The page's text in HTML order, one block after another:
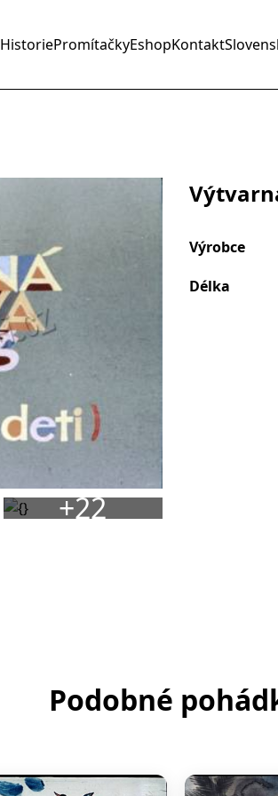
HistoriePromítačkyEshopKontakt
+22
Výrobce
Délka
Podobné